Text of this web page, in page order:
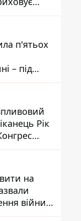
народне
п'ятьох
– під
п'ять
Рік
війну в
на
війни -